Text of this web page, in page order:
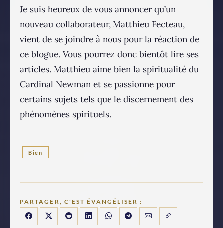
Je suis heureux de vous annoncer qu’un
nouveau collaborateur, Matthieu Fecteau,
vient de se joindre à nous pour la réaction de
ce blogue. Vous pourrez donc bientôt lire ses
articles. Matthieu aime bien la spiritualité du
Cardinal Newman et se passionne pour
certains sujets tels que le discernement des
phénomènes spirituels.
Bien
PARTAGER, C'EST ÉVANGÉLISER :